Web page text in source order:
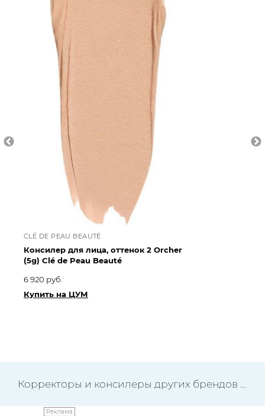
CLÉ DE PEAU BEAUTÉ
Консилер для лица, оттенок 2 Orcher
(5g) Clé de Peau Beauté
6 920 руб.
Купить на ЦУМ
Корректоры и консилеры других брендов →
Реклама